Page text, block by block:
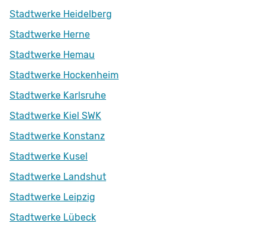
Stadtwerke Heidelberg
Stadtwerke Herne
Stadtwerke Hemau
Stadtwerke Hockenheim
Stadtwerke Karlsruhe
Stadtwerke Kiel SWK
Stadtwerke Konstanz
Stadtwerke Kusel
Stadtwerke Landshut
Stadtwerke Leipzig
Stadtwerke Lübeck